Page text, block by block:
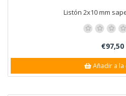
Listón 2x10 mm
€97,50
Añadir a la